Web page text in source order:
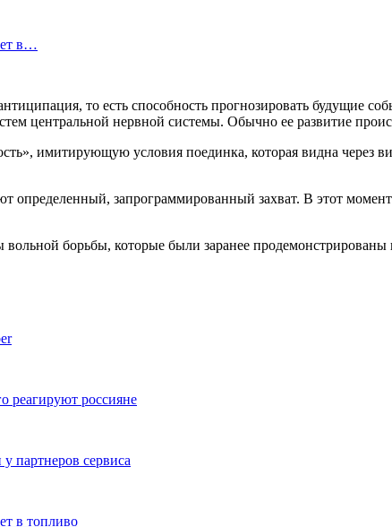
в…
то есть способность прогнозировать будущие
центральной нервной системы. Обычно ее развитие
имитирующую условия поединка, которая видна через
запрограммированный захват. В этот момент
борьбы, которые были заранее
реагируют россияне
партнеров сервиса
в топливо